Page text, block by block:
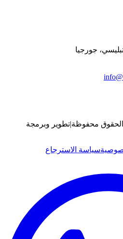
جورجيا
محفوظة|تطوير وبرمجة
سياسة الاسترجاع